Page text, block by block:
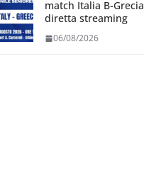
match Italia B-Grecia
diretta streaming
06/08/2026